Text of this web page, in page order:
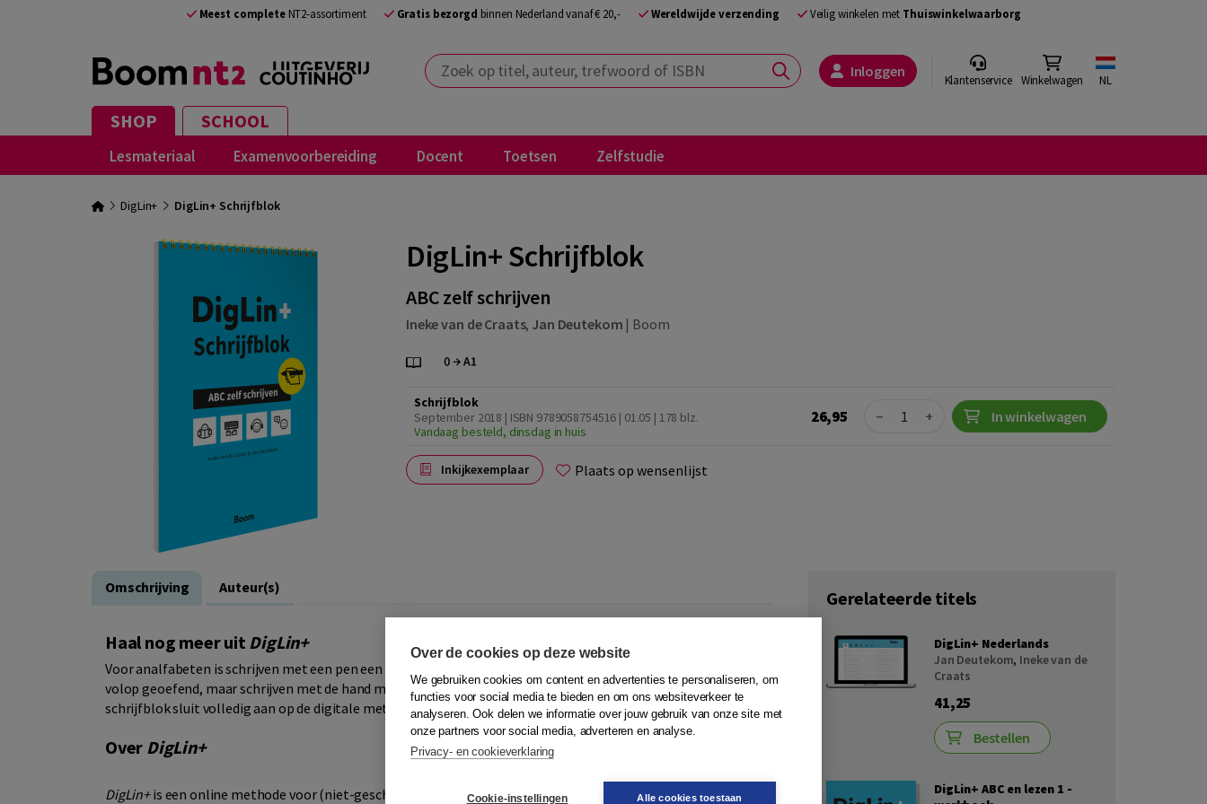
Meest completeNT2-assortiment Gratis bezorgd binnen Nederland vanaf € 20,- Wereldwijde verzending Veilig winkelen met Thuiswinkelwaarborg
Zoek op titel, auteur, trefwoord of ISBN Inloggen Klantenservice Winkelwagen NL
SHOP SCHOOL
Lesmateriaal Examenvoorbereiding Docent Toetsen Zelfstudie
DigLin+ DigLin+ Schrijfblok
DigLin+ Schrijfblok
ABC zelf schrijven
Ineke van de Craats, Jan Deutekom | Boom
Schrijfblok
September 2018 | ISBN 9789058754516 | 01.05 | 178 blz.
Vandaag besteld, dinsdag in huis
26,95 Quantity
− + In winkelwagen
Inkijkexemplaar Plaats op wensenlijst
Omschrijving Auteur(s)
Haal nog meer uit DigLin+
Voor analfabeten is schrijven met een pen een lastige activiteit. In de digitale methode
volop geoefend, maar schrijven met de hand moet op papier. Daarom is er hetDigLin+ Schrijfblok. Het
schrijfblok sluit volledig aan op de digitale methode, maar is ook los daarvan te gebruiken.
Over DigLin+
DigLin+is een online methode voor (niet-geschoolde) anderstaligen, jong en oud, van alfabetisering tot
Gerelateerde titels
DigLin+ Nederlands
Jan Deutekom, Ineke van de
Craats
41,25
Bestellen
DigLin+ ABC en lezen 1 -
Over de cookies op deze website
We gebruiken cookies om content en advertenties te personaliseren, om
functies voor social media te bieden en om ons websiteverkeer te
analyseren. Ook delen we informatie over jouw gebruik van onze site met
onze partners voor social media, adverteren en analyse.
Privacy- en cookieverklaring
Cookie-instellingen Alle cookies toestaan